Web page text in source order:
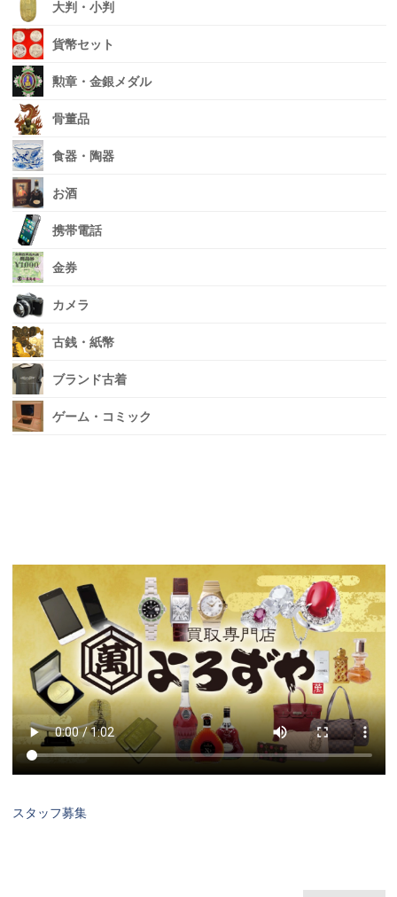
大判・小判
貨幣セット
勲章・金銀メダル
骨董品
食器・陶器
お酒
携帯電話
金券
カメラ
古銭・紙幣
ブランド古着
ゲーム・コミック
スタッフ募集